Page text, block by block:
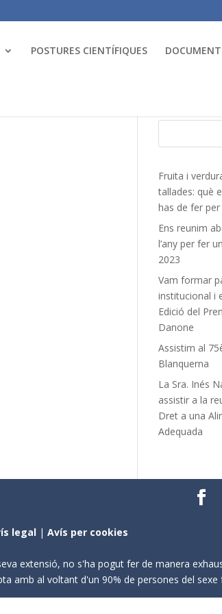
POSTURES CIENTÍFIQUES
Fruita i
tallades: què
has de fer
Ens reunim
l’any per fer
2023
Vam formar
institucional i
Edició del
Danone
Assistim al
Blanquerna
La Sra. Inés
assistir a la
Dret a una
Adequada
legal |Avís per cookies
extensió, no s'ha pogut fer de manera
amb al voltant d'un 90% de persones del sexe